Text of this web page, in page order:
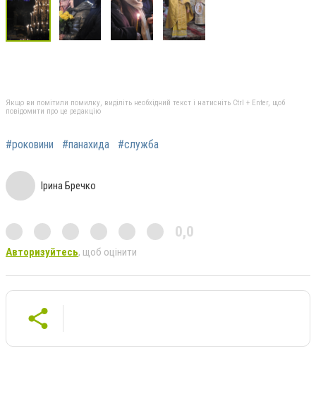
Якщо ви помітили помилку, виділіть необхідний текст і натисніть Ctrl + Enter, щоб
повідомити про це редакцію
#роковини #панахида #служба
Ірина Бречко
0,0
Авторизуйтесь, щоб оцінити